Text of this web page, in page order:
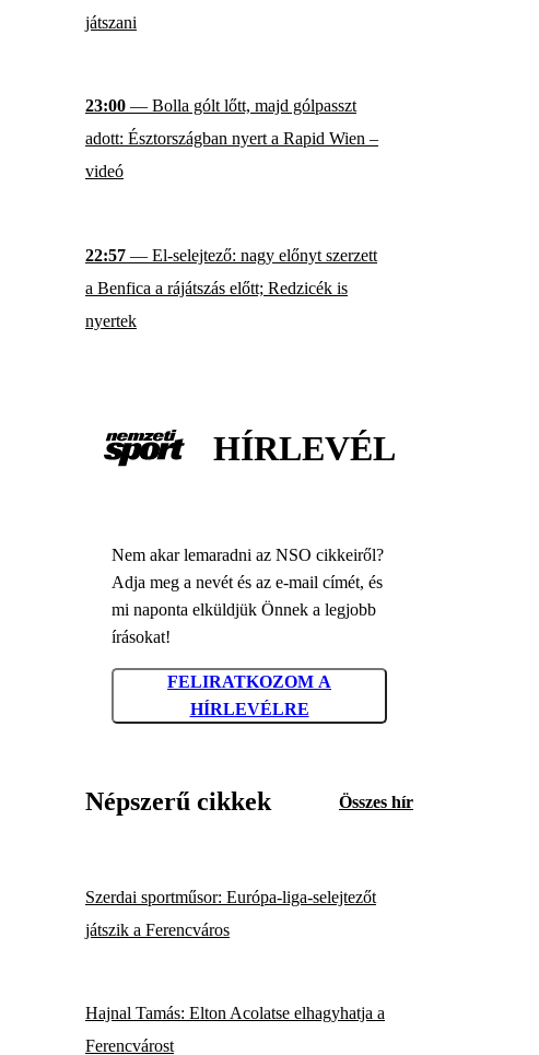
játszani
23:00 — Bolla gólt lőtt, majd gólpasszt
adott: Észtországban nyert a Rapid Wien –
videó
22:57 — El-selejtező: nagy előnyt szerzett
a Benfica a rájátszás előtt; Redzicék is
nyertek
HÍRLEVÉL
Nem akar lemaradni az NSO cikkeiről?
Adja meg a nevét és az e-mail címét, és
mi naponta elküldjük Önnek a legjobb
írásokat!
FELIRATKOZOM A
HÍRLEVÉLRE
Népszerű cikkek Összes hír
Szerdai sportműsor: Európa-liga-selejtezőt
játszik a Ferencváros
Hajnal Tamás: Elton Acolatse elhagyhatja a
Ferencvárost